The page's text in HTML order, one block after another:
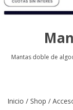
Mantas doble de
Inicio / Shop /